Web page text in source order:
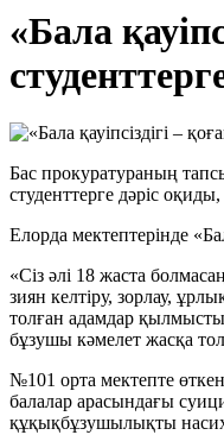
«Бала
Бас прокуратураның
студенттерге дәріс
Елорда мектептерінде
«Сіз әлі 18 жаста
зиян келтіру, зорлау,
толған адамдар
бұзушы кәмелет жасқа
№101 орта мектепте
балалар арасындағы
құқықбұзушылықты